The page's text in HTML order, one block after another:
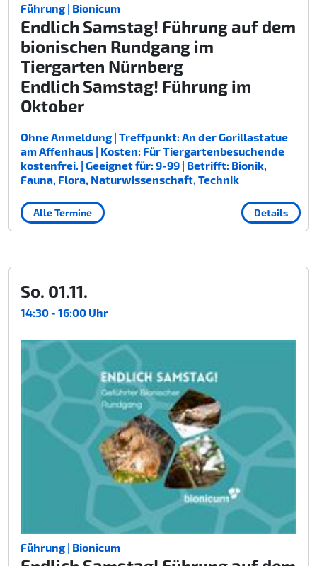
Führung | Bionicum
Endlich Samstag! Führung auf dem
bionischen Rundgang im
Tiergarten Nürnberg
Endlich Samstag! Führung im
Oktober
Ohne Anmeldung | Treffpunkt: An der Gorillastatue
am Affenhaus | Kosten: Für Tiergartenbesuchende
kostenfrei. | Geeignet für: 9-99 | Betrifft: Bionik,
Fauna, Flora, Naturwissenschaft, Technik
Details
Alle Termine
So. 01.11.
14:30 - 16:00 Uhr
Führung | Bionicum